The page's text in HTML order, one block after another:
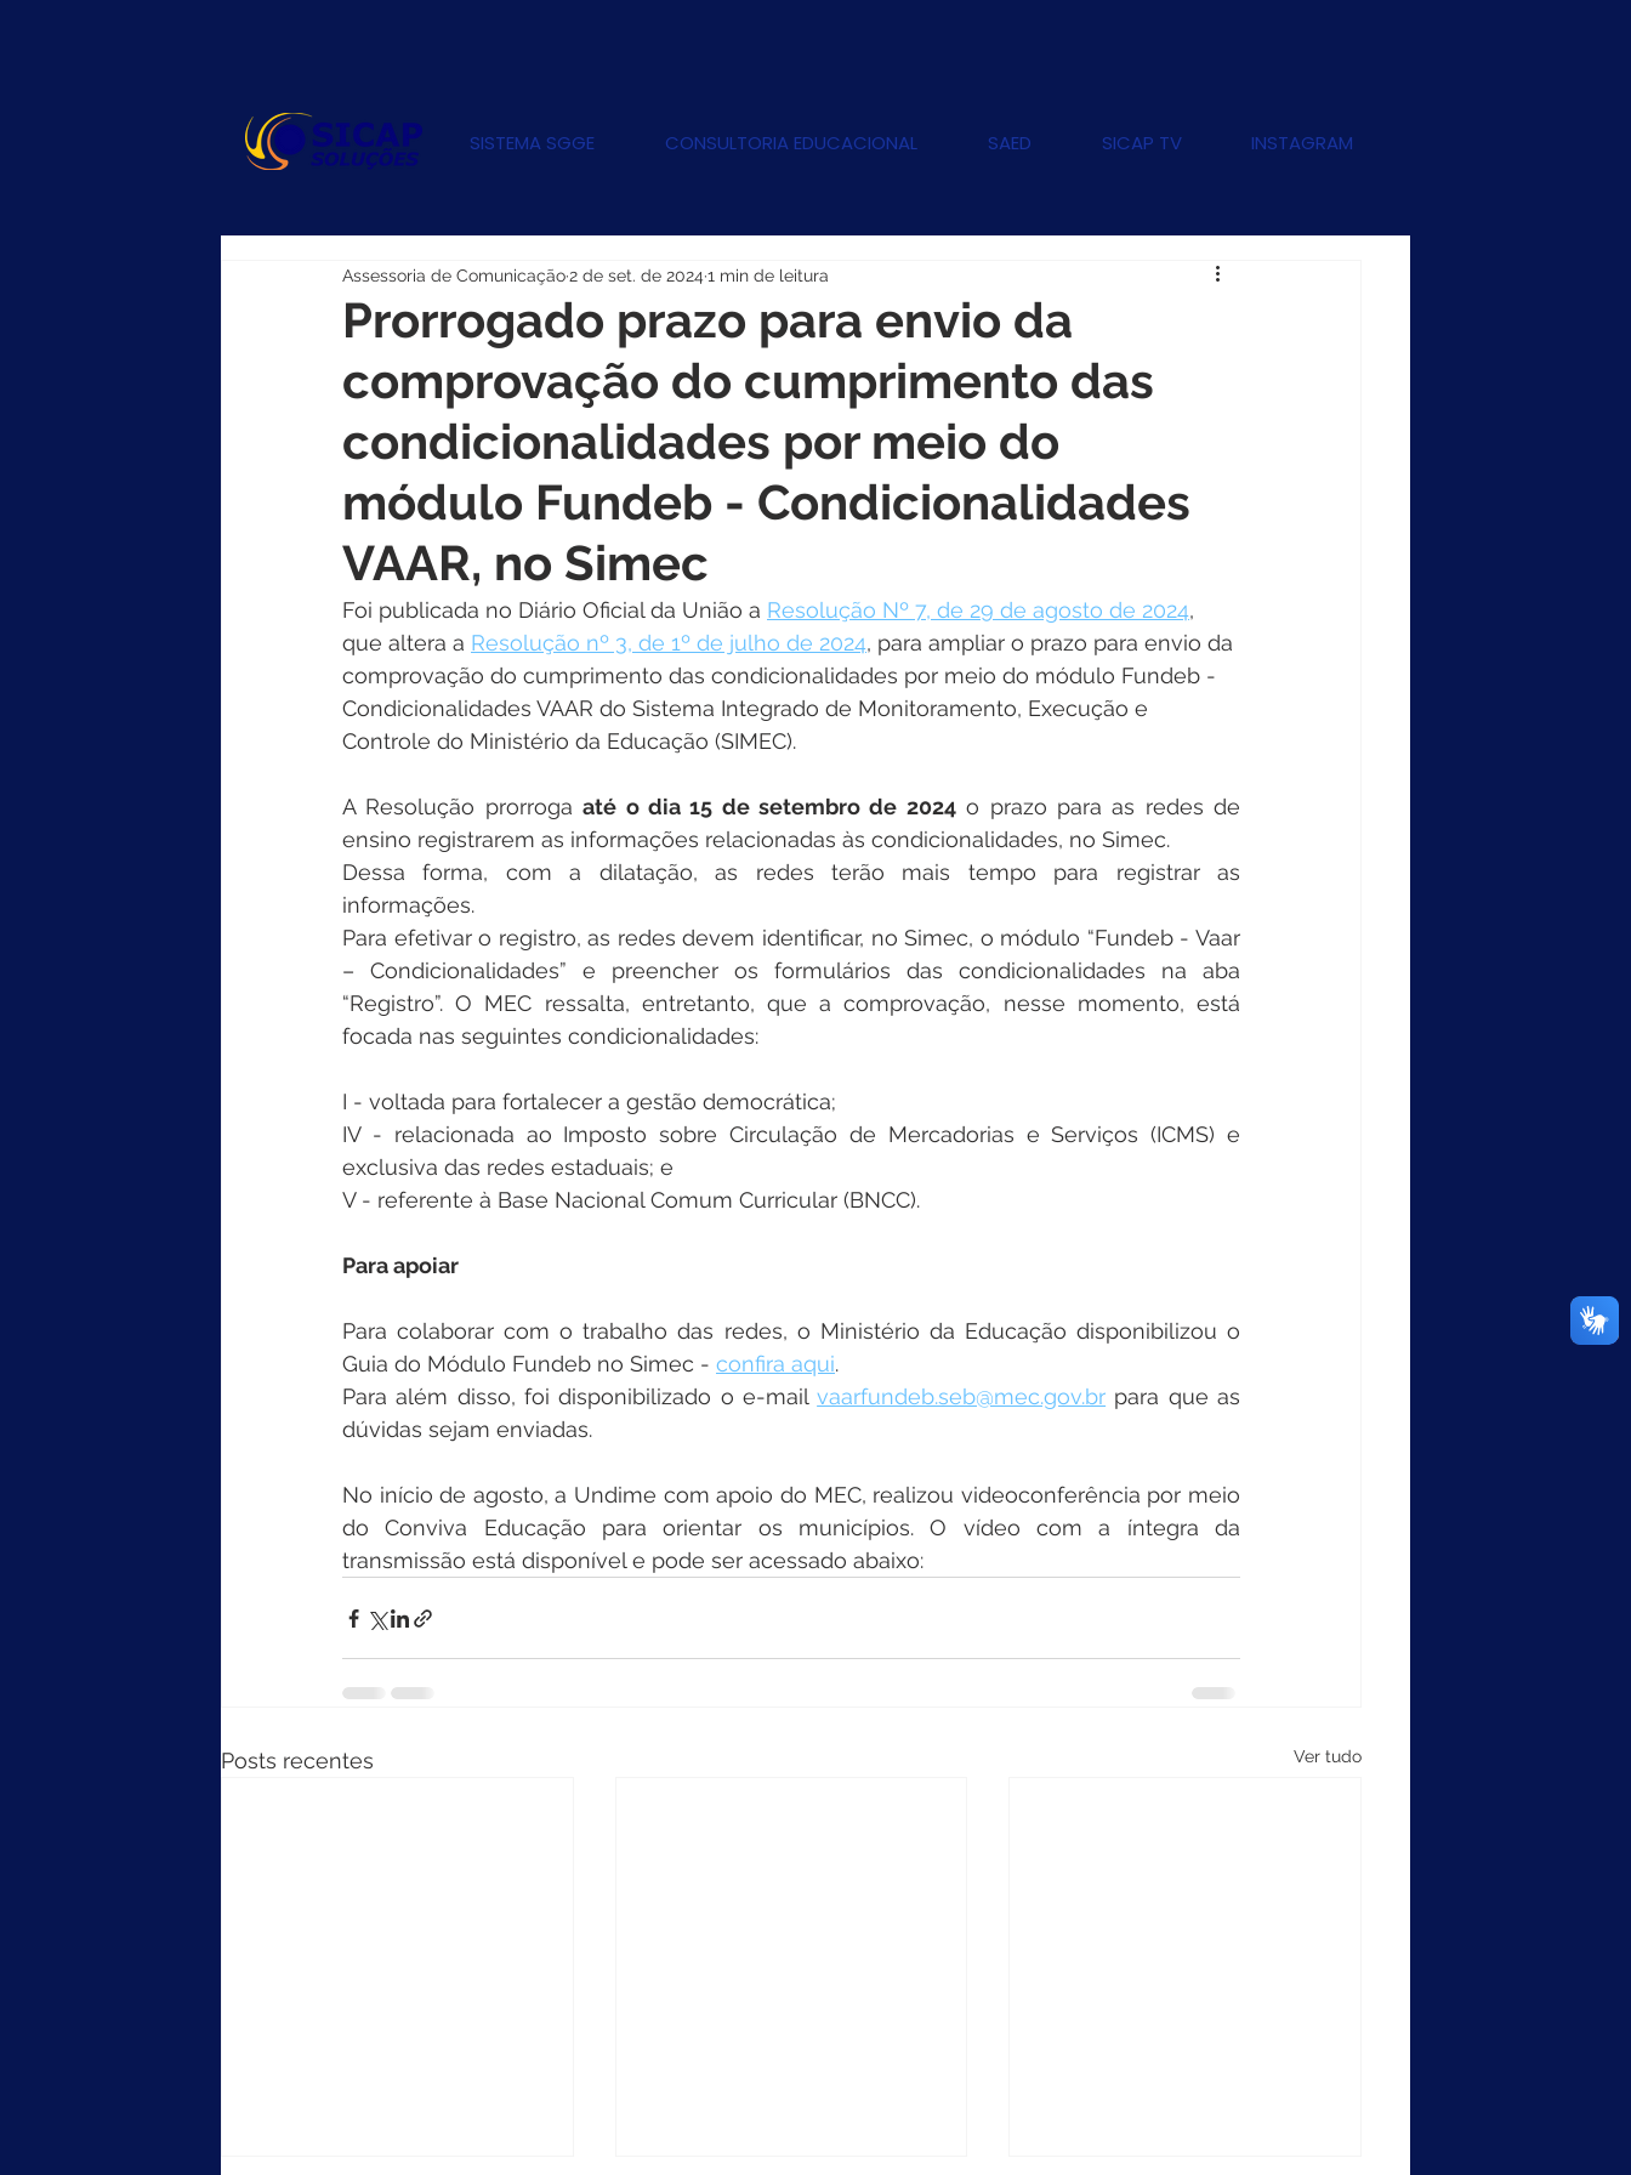
SISTEMA SGGE CONSULTORIA EDUCACIONAL SAED SICAP TV INSTAGRAM
Prorrogado prazo para envio da
comprovação do cumprimento das
condicionalidades por meio do
módulo Fundeb - Condicionalidades
VAAR, no Simec
Assessoria de Comunicação2 de set. de 2024 1 min de leitura
Foi publicada no Diário Oficial da União a Resolução Nº 7, de 29 de agosto de 2024,
que altera a Resolução nº 3, de 1º de julho de 2024, para ampliar o prazo para envio da
comprovação do cumprimento das condicionalidades por meio do módulo Fundeb -
Condicionalidades VAAR do Sistema Integrado de Monitoramento, Execução e
Controle do Ministério da Educação (SIMEC).
A Resolução prorroga até o dia 15 de setembro de 2024 o prazo para as redes de
ensino registrarem as informações relacionadas às condicionalidades, no Simec.
Dessa forma, com a dilatação, as redes terão mais tempo para registrar as
informações.
Para efetivar o registro, as redes devem identificar, no Simec, o módulo “Fundeb - Vaar
– Condicionalidades” e preencher os formulários das condicionalidades na aba
“Registro”. O MEC ressalta, entretanto, que a comprovação, nesse momento, está
focada nas seguintes condicionalidades:
I - voltada para fortalecer a gestão democrática;
IV - relacionada ao Imposto sobre Circulação de Mercadorias e Serviços (ICMS) e
exclusiva das redes estaduais; e
V - referente à Base Nacional Comum Curricular (BNCC).
Para apoiar
Para colaborar com o trabalho das redes, o Ministério da Educação disponibilizou o
Guia do Módulo Fundeb no Simec - confira aqui.
Para além disso, foi disponibilizado o e-mail vaarfundeb.seb@mec.gov.br para que as
dúvidas sejam enviadas.
No início de agosto, a Undime com apoio do MEC, realizou videoconferência por meio
do Conviva Educação para orientar os municípios. O vídeo com a íntegra da
transmissão está disponível e pode ser acessado abaixo:
Posts recentes Ver tudo